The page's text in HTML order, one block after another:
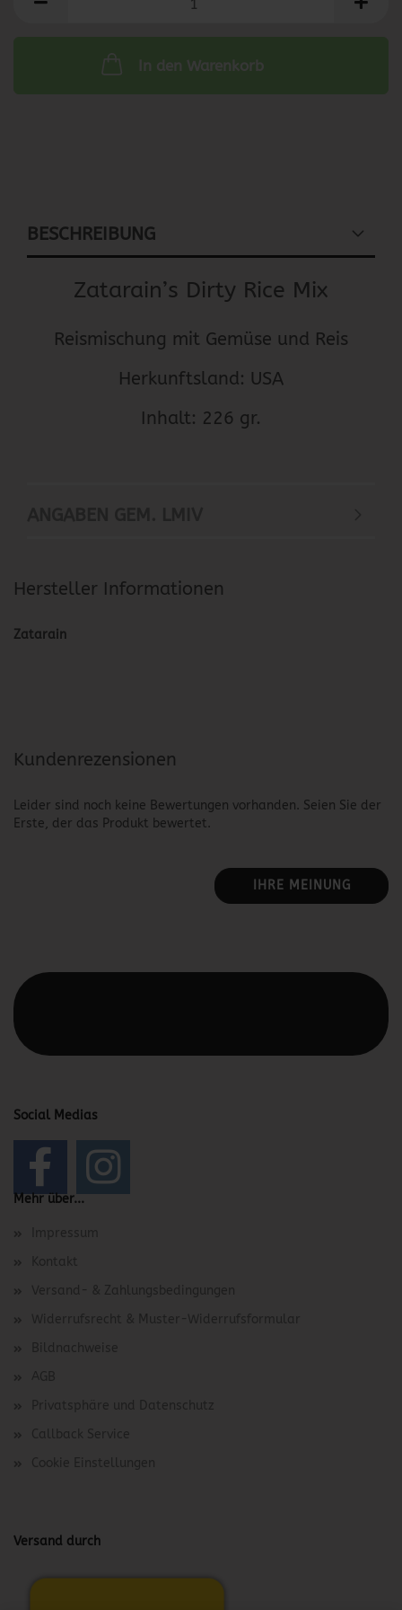
In den Warenkorb
BESCHREIBUNG
Zatarain’s Dirty Rice Mix
Reismischung mit Gemüse und Reis
Herkunftsland: USA
Inhalt: 226 gr.
Hersteller Informationen
Zatarain
Kundenrezensionen
Leider sind noch keine Bewertungen vorhanden. Seien Sie der
Erste, der das Produkt bewertet.
IHRE MEINUNG
Social Medias
Mehr über...
Impressum
Kontakt
Versand- & Zahlungsbedingungen
Widerrufsrecht & Muster-Widerrufsformular
Bildnachweise
AGB
Privatsphäre und Datenschutz
Callback Service
Cookie Einstellungen
Versand durch